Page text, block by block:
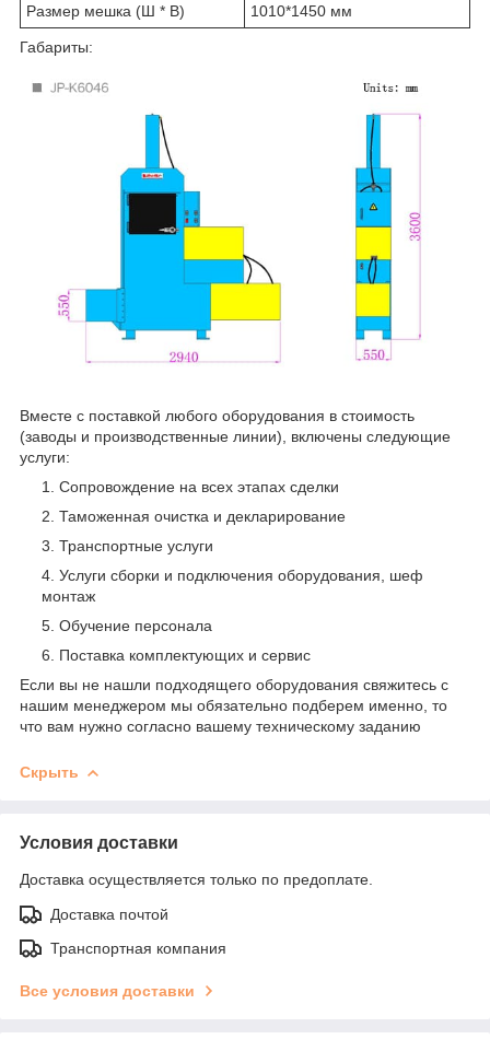
Размер мешка (Ш * В)
1010*1450 мм
Габариты:
Вместе с поставкой любого оборудования в стоимость
(заводы и производственные линии), включены следующие
услуги:
Сопровождение на всех этапах сделки
Таможенная очистка и декларирование
Транспортные услуги
Услуги сборки и подключения оборудования, шеф
монтаж
Обучение персонала
Поставка комплектующих и сервис
Если вы не нашли подходящего оборудования свяжитесь с
нашим менеджером мы обязательно подберем именно, то
что вам нужно согласно вашему техническому заданию
Скрыть
Условия доставки
Доставка осуществляется только по предоплате.
Доставка почтой
Транспортная компания
Все условия доставки